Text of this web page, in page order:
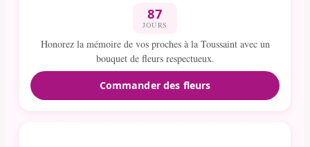
87
JOURS
Honorez la mémoire de vos proches à la Toussaint avec un
bouquet de fleurs respectueux.
Commander des fleurs